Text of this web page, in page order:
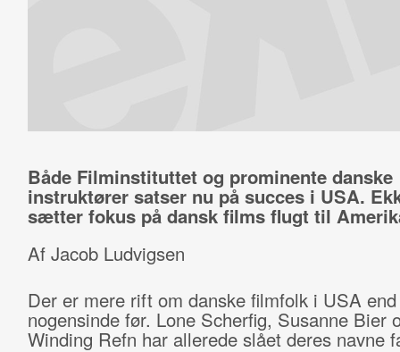
Både Filminstituttet og prominente danske
instruktører satser nu på succes i USA.
sætter fokus på dansk films flugt til
Af Jacob Ludvigsen
Der er mere rift om danske filmfolk i USA end
nogensinde før. Lone Scherfig, Susanne Bier
Winding Refn har allerede slået deres navne